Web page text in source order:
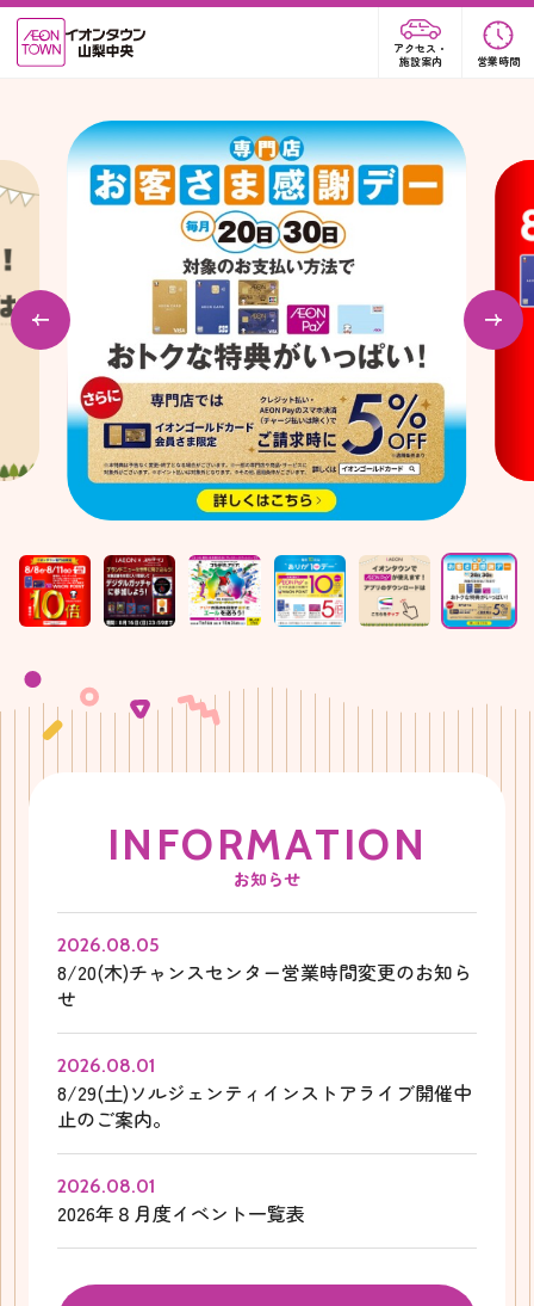
アクセス・
施設案内
営業時間
IN FORMATION
お知らせ
2026.08.05
8/20(木)チャンスセンター営業時間変更のお知ら
せ
2026.08.01
8/29(土)ソルジェンティインストアライブ開催中
止のご案内。
2026.08.01
2026年８月度イベント一覧表